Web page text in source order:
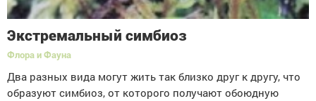
Экстремальный симбиоз
Флора и Фауна
Два разных вида могут жить так близко друг к другу, что
образуют симбиоз, от которого получают обоюдную